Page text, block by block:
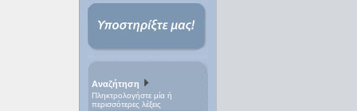
Αναζήτηση
Πληκτρολογήστε μία ή
περισσότερες λέξεις